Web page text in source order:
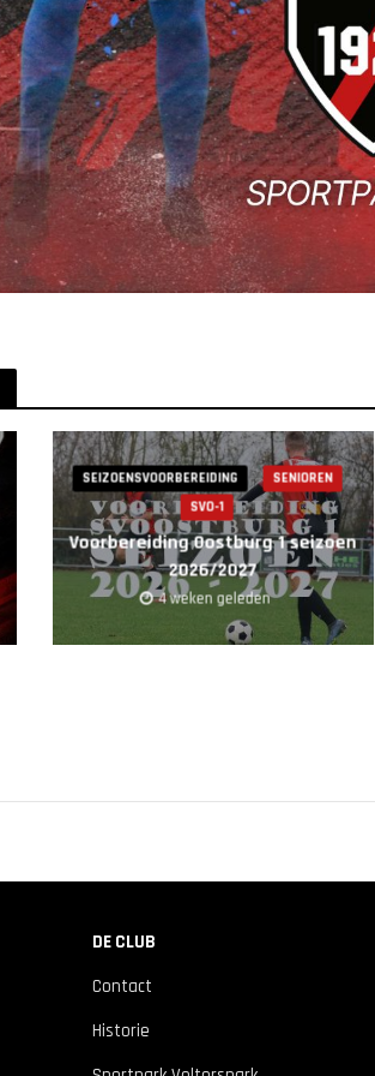
SEIZOENSVOORBEREIDING
SENIOREN
SVO-1
Voorbereiding Oostburg 1 seizoen
2026/2027
4 weken geleden
DE CLUB
Contact
Historie